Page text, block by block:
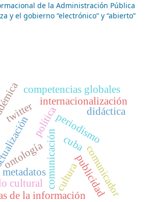
de la Administración Pública
y el gobierno “electrónico” y “abierto”
cuba
periodismo
política
comunicación
internacionalización
de la información
competencias globales
comunicador
publicidad
ontología
metadatos
cultural
cultura
twitter didáctica